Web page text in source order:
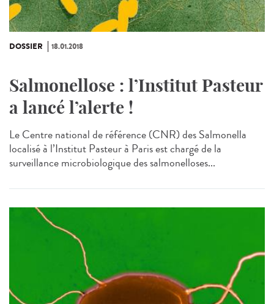
DOSSIER 18.01.2018
Salmonellose : l’Institut Pasteur
a lancé l’alerte !
Le Centre national de référence (CNR) des Salmonella
localisé à l’Institut Pasteur à Paris est chargé de la
surveillance microbiologique des salmonelloses...